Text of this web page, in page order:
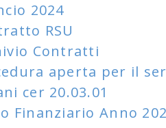
2024
RSU
Contratti
aperta per il
cer 20.03.01
Finanziario Anno